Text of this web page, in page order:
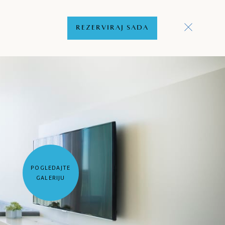
REZERVIRAJ SADA
POGLEDAJTE
GALERIJU